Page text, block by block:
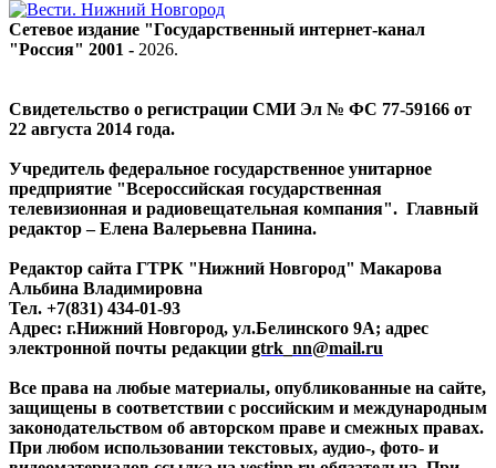
Сетевое издание "Государственный интернет-канал
"Россия" 2001 - 2026.
Свидетельство о регистрации СМИ Эл № ФС 77-59166 от
22 августа 2014 года.
Учредитель федеральное государственное унитарное
предприятие "Всероссийская государственная
телевизионная и радиовещательная компания". Главный
редактор – Елена Валерьевна Панина.
Редактор сайта ГТРК "Нижний Новгород" Макарова
Альбина Владимировна
Тел. +7(831) 434-01-93
Адрес: г.Нижний Новгород, ул.Белинского 9А; адрес
электронной почты редакции gtrk_nn@mail.ru
Все права на любые материалы, опубликованные на сайте,
защищены в соответствии с российским и международным
законодательством об авторском праве и смежных правах.
При любом использовании текстовых, аудио-, фото- и